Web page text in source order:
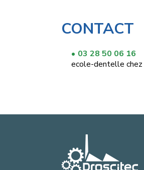
CONTACT
03 28 50 06 16
ecole-dentelle chez